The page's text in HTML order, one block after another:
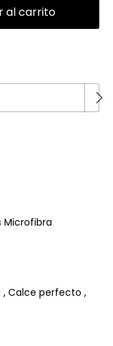
Microfibra
Calce perfecto ,